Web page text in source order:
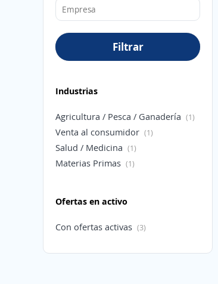
Filtrar
Industrias
Agricultura / Pesca / Ganadería (1)
Venta al consumidor (1)
Salud / Medicina (1)
Materias Primas (1)
Ofertas en activo
Con ofertas activas (3)